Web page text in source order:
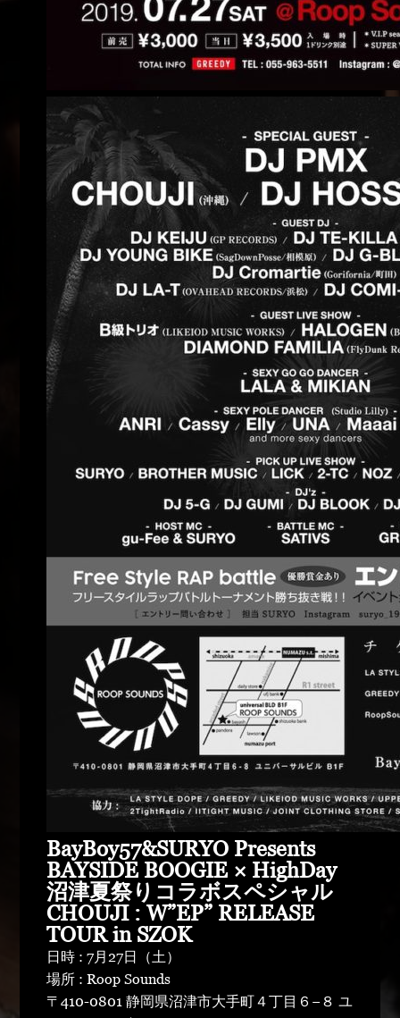
BayBoy57&SURYO Presents
BAYSIDE BOOGIE × HighDay
沼津夏祭りコラボスペシャル
CHOUJI : W”EP” RELEASE
TOUR in SZOK
日時 : 7月27日（土）
場所 : Roop Sounds
〒410-0801 静岡県沼津市大手町４丁目６−８ ユ